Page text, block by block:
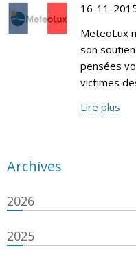
16-11-
MeteoLux
son
pensées
victimes
Lire plus
Archives
2026
2025